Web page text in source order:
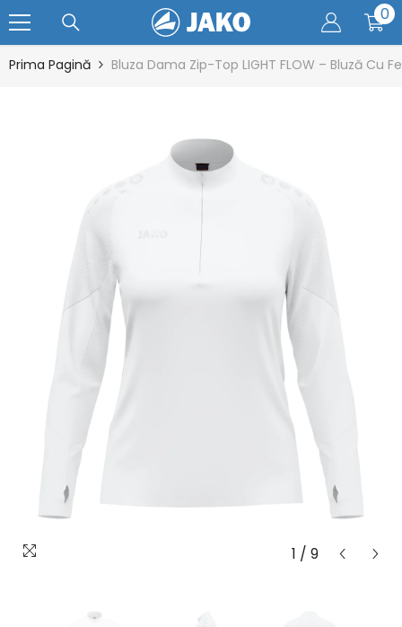
SARI LA CONȚINUT 00
Prima Pagină Bluza Dama Zip-Top LIGHT FLOW – Bluză Cu
1 / 9